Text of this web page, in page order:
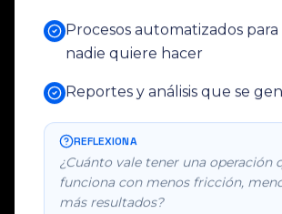
Procesos automatizados
nadie quiere hacer
Reportes y análisis que se
REFLEXIONA
¿Cuánto vale tener una operación
funciona con menos fricción,
más resultados?